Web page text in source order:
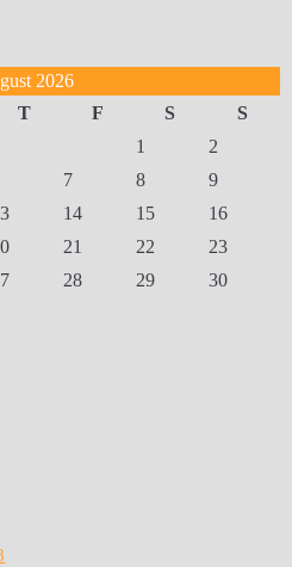
2026
T F S
S
1
2
7 8
9
14 15
16
21 22
23
28 29
30